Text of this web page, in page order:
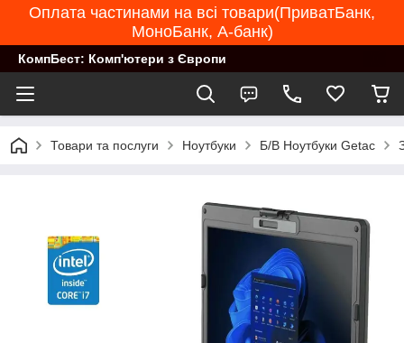
Оплата частинами на всі товари(ПриватБанк,
МоноБанк, А-банк)
КомпБест: Комп'ютери з Європи
Товари та послуги Ноутбуки Б/В Ноутбуки Getac